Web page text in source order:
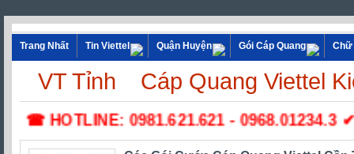
Trang Nhất Tin Viettel Quận Huyện Gói Cáp Quang Chữ
VT Tỉnh Cáp Quang Viettel
☎ HOTLINE: 0981.621.621 - 0968.01234.3